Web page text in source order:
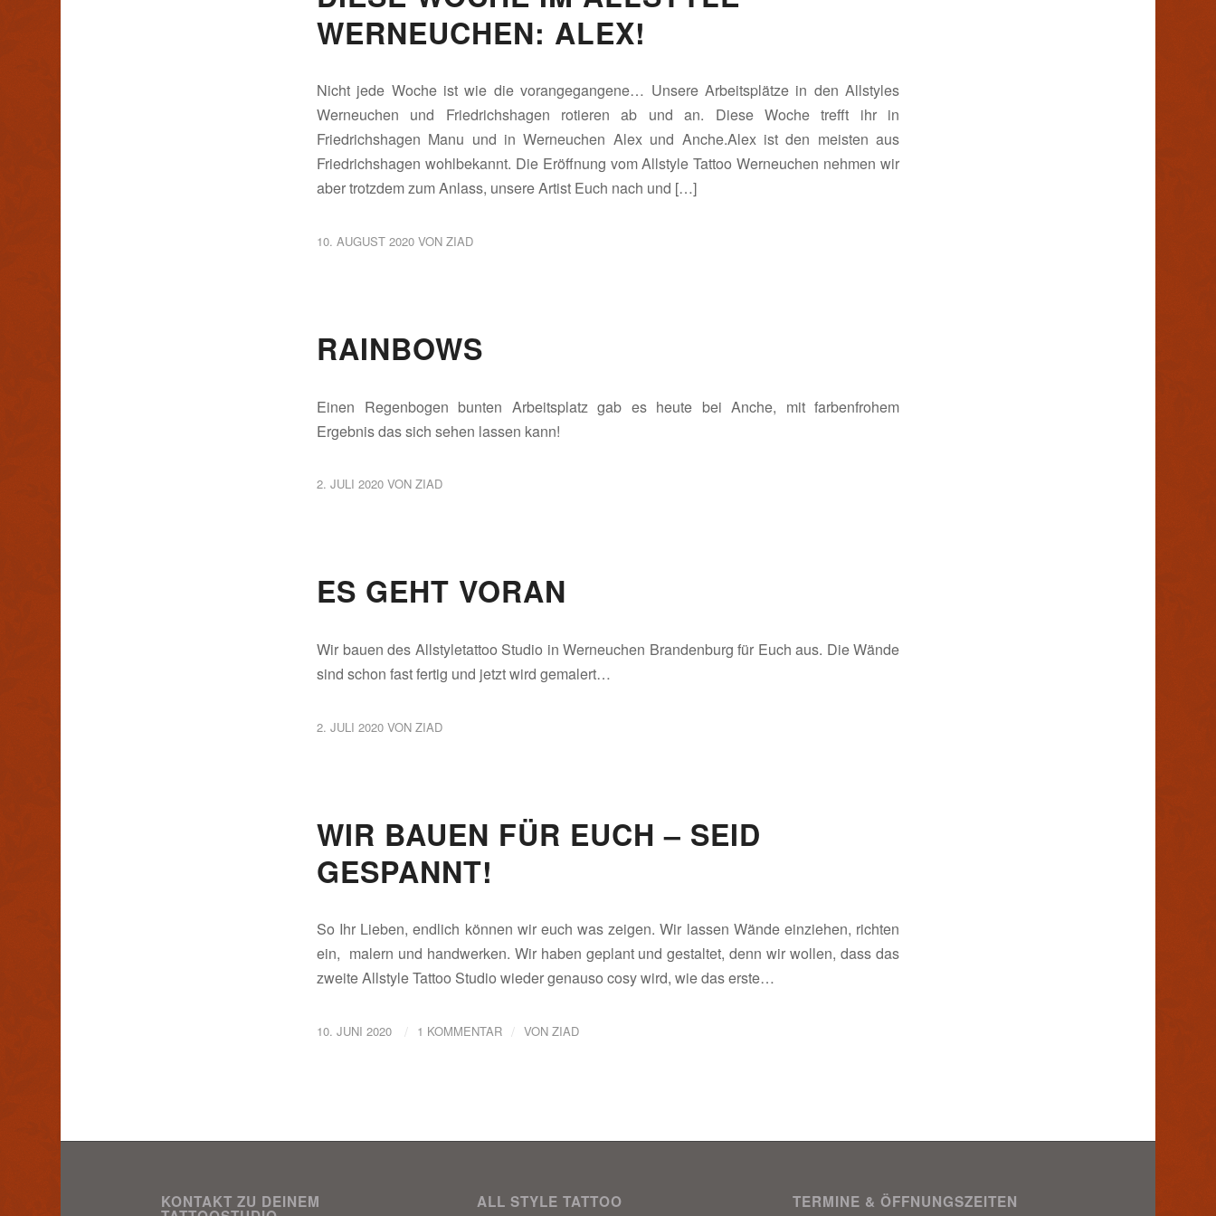
WERNEUCHEN: ALEX!
Nicht jede Woche ist wie die vorangegangene… Unsere Arbeitsplätze in den Allstyles
Werneuchen und Friedrichshagen rotieren ab und an. Diese Woche trefft ihr in
Friedrichshagen Manu und in Werneuchen Alex und Anche.Alex ist den meisten aus
Friedrichshagen wohlbekannt. Die Eröffnung vom Allstyle Tattoo Werneuchen nehmen wir
aber trotzdem zum Anlass, unsere Artist Euch nach und […]
10. AUGUST 2020 VON ZIAD
RAINBOWS
Einen Regenbogen bunten Arbeitsplatz gab es heute bei Anche, mit farbenfrohem
Ergebnis das sich sehen lassen kann!
2. JULI 2020 VON ZIAD
ES GEHT VORAN
Wir bauen des Allstyletattoo Studio in Werneuchen Brandenburg für Euch aus. Die Wände
sind schon fast fertig und jetzt wird gemalert…
2. JULI 2020 VON ZIAD
WIR BAUEN FÜR EUCH – SEID
GESPANNT!
So Ihr Lieben, endlich können wir euch was zeigen. Wir lassen Wände einziehen, richten
ein, malern und handwerken. Wir haben geplant und gestaltet, denn wir wollen, dass das
zweite Allstyle Tattoo Studio wieder genauso cosy wird, wie das erste…
10. JUNI 2020 / 1 KOMMENTAR / VON ZIAD
KONTAKT ZU DEINEM ALL STYLE TATTOO TERMINE & ÖFFNUNGSZEITEN